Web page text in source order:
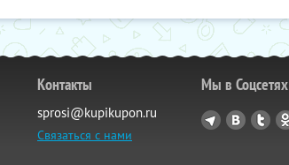
Контакты
sprosi@kupikupon.ru
Связаться с нами
Мы в Соцсетях